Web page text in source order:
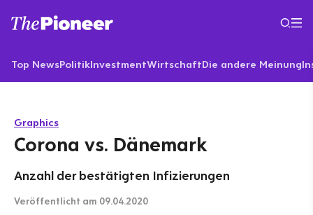
Top NewsPolitikInvestmentWirtschaftDie andere Meinung
Graphics
Corona vs. Dänemark
Anzahl der bestätigten Infizierungen
Veröffentlicht am 09.04.2020